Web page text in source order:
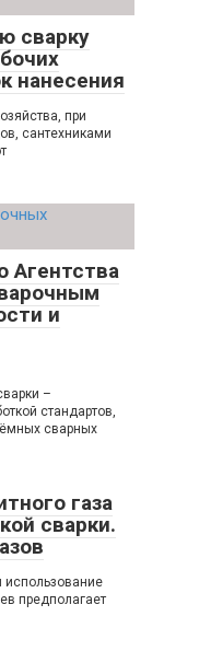
сварку
нанесения
при
сантехниками
Агентства
и
–
стандартов,
сварных
газа
сварки.
использование
предполагает